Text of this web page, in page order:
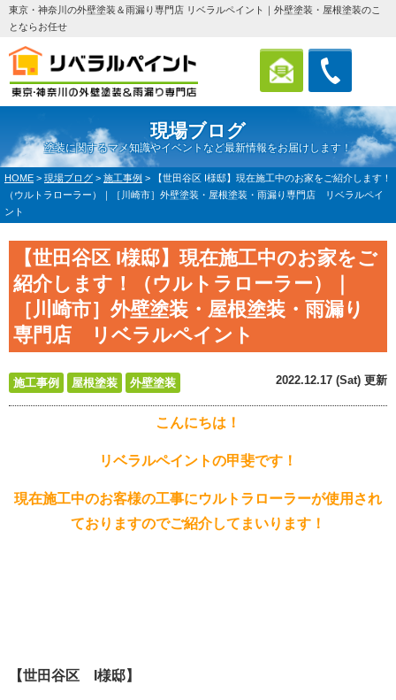
東京・神奈川の外壁塗装＆雨漏り専門店 リベラルペイント｜外壁塗装・屋根塗装のこ
とならお任せ
現場ブログ
塗装に関するマメ知識やイベントなど最新情報をお届けします！
HOME > 現場ブログ > 施工事例 >
【世田谷区 I様邸】現在施工中のお家をご紹介します！
（ウルトラローラー）｜［川崎市］外壁塗装・屋根塗装・雨漏り専門店 リベラルペイ
ント
【世田谷区 I様邸】現在施工中のお家をご
紹介します！（ウルトラローラー）｜
［川崎市］外壁塗装・屋根塗装・雨漏り
専門店 リベラルペイント
施工事例 屋根塗装 外壁塗装 2022.12.17 (Sat) 更新
こんにちは！
リベラルペイントの甲斐です！
現在施工中のお客様の工事にウルトラローラーが使用され
ておりますのでご紹介してまいります！
【世田谷区 I様邸】